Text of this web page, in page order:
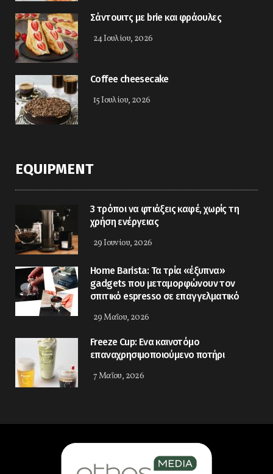
Σάντουιτς με brie και φράουλες
24 Ιουλίου, 2026
Coffee cheesecake
15 Ιουλίου, 2026
EQUIPMENT
3 τρόποι να φτιάξεις καφέ, χωρίς τη
χρήση ενέργειας
29 Ιουνίου, 2026
Home Barista: Τα τρία «έξυπνα»
gadgets που μεταμορφώνουν τον
σπιτικό espresso σε επαγγελματικό
29 Μαΐου, 2026
Freeze Cup: Eνα καινοτόμο
επαναχρησιμοποιούμενο ποτήρι
7 Μαΐου, 2026